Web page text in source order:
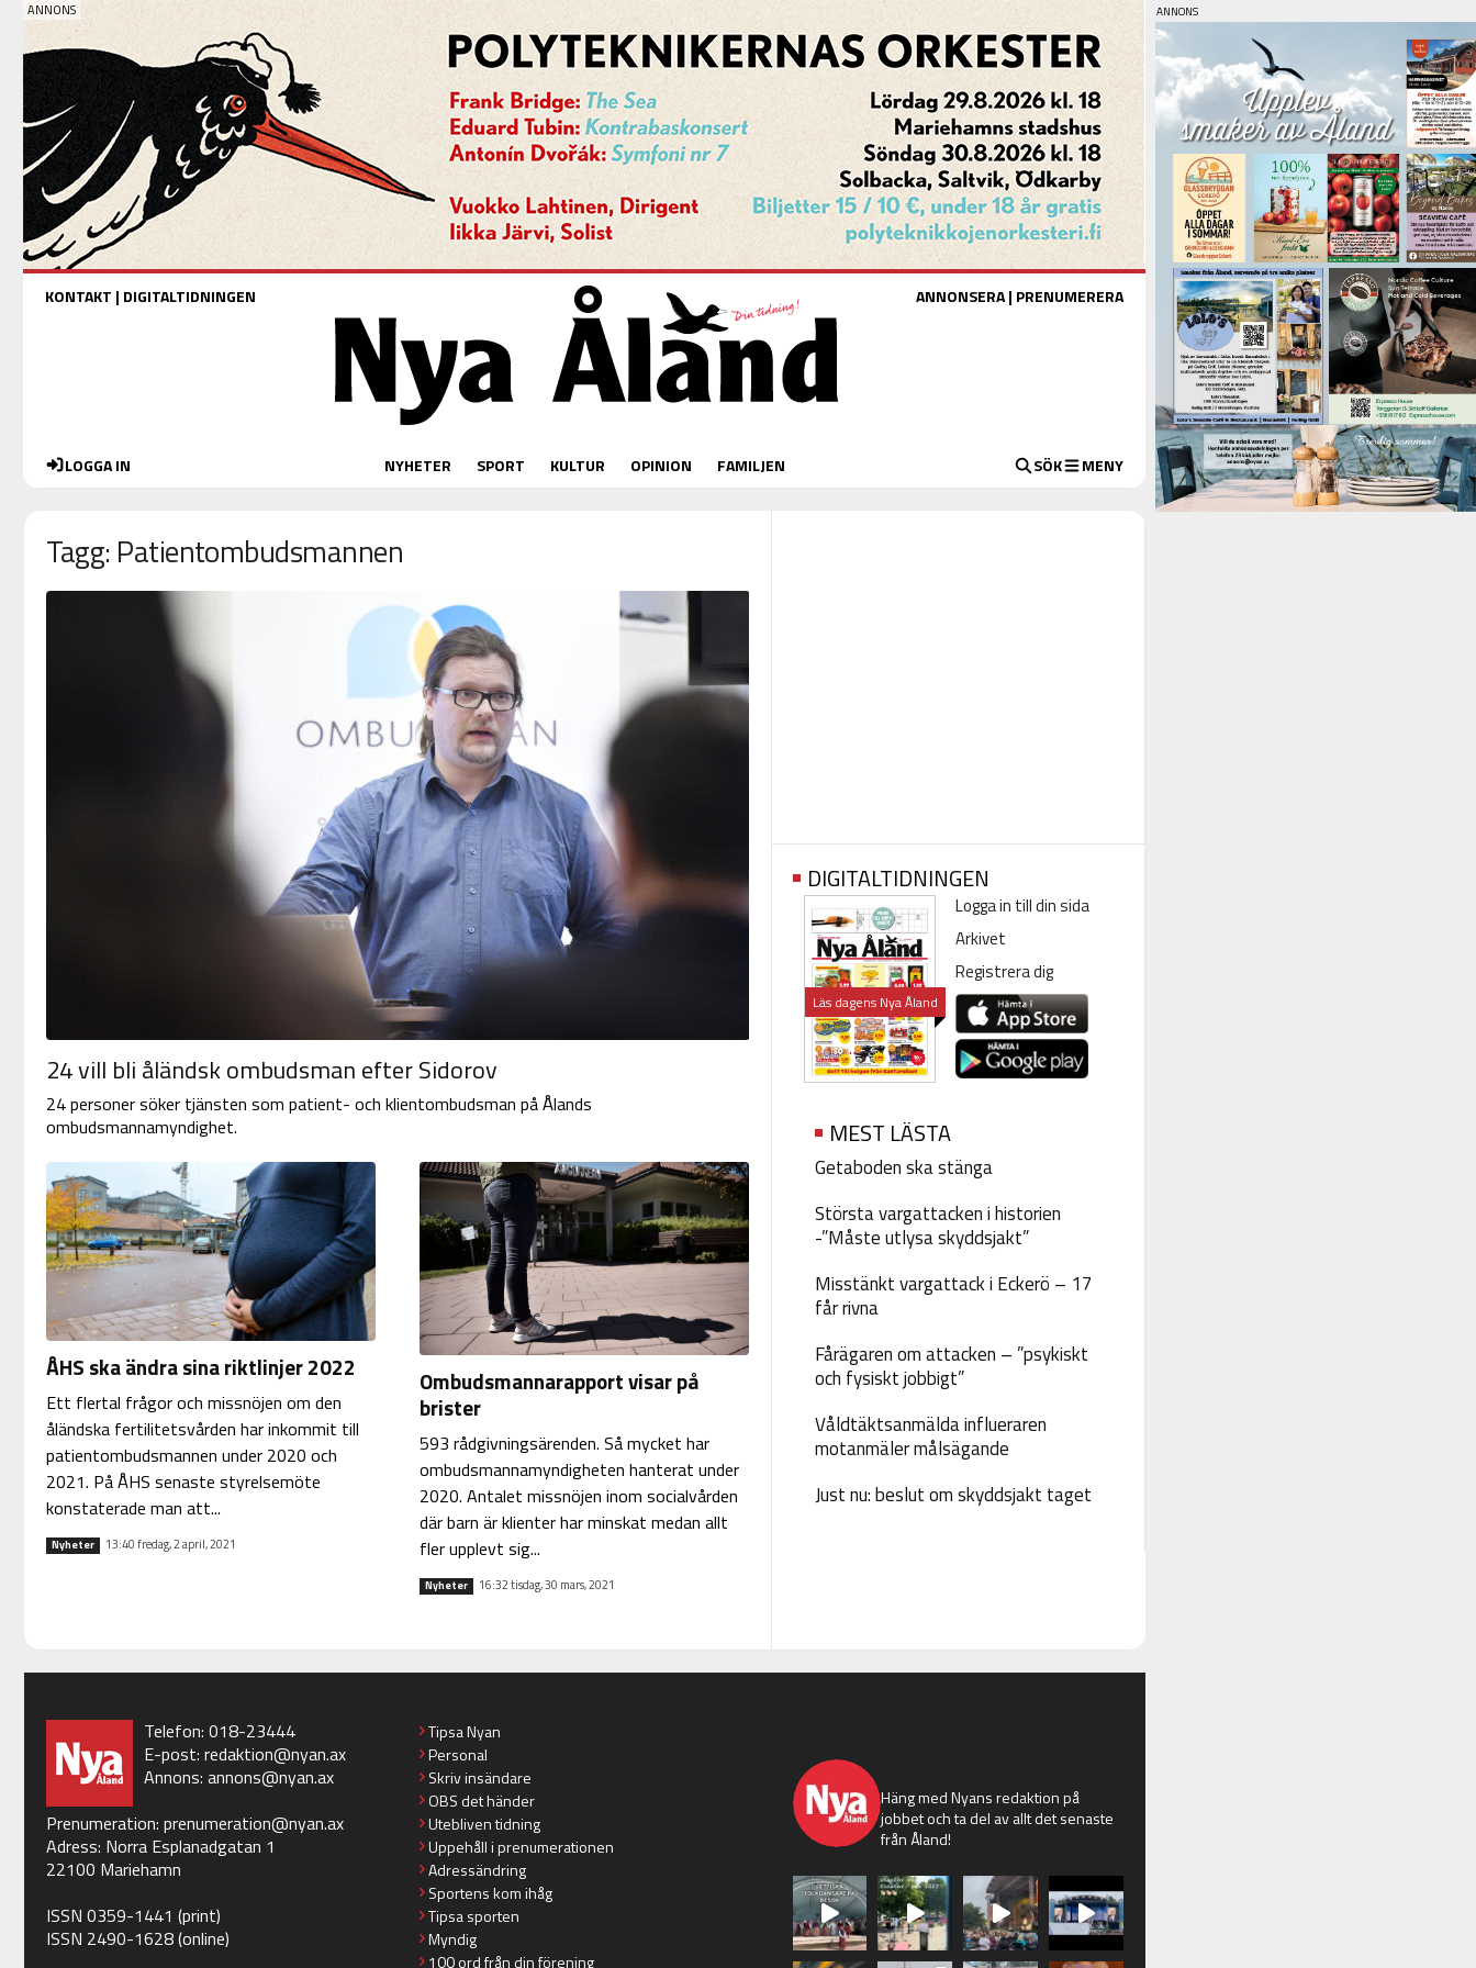
KONTAKT | DIGITALTIDNINGEN ANNONSERA| PRENUMERERA
LOGGA IN NYHETER SPORT KULTUR OPINION FAMILJEN SÖK MENY
Tagg: Patientombudsmannen
24 vill bli åländsk ombudsman efter Sidorov
24 personer söker tjänsten som patient- och klientombudsman på Ålands
ombudsmannamyndighet.
ÅHS ska ändra sina riktlinjer 2022
Ett flertal frågor och missnöjen om den
åländska fertilitetsvården har inkommit till
patientombudsmannen under 2020 och
2021. På ÅHS senaste styrelsemöte
konstaterade man att...
Nyheter 13:40 fredag, 2 april, 2021
Ombudsmannarapport visar på
brister
593 rådgivningsärenden. Så mycket har
ombudsmannamyndigheten hanterat under
2020. Antalet missnöjen inom socialvården
där barn är klienter har minskat medan allt
fler upplevt sig...
Nyheter 16:32 tisdag, 30 mars, 2021
DIGITALTIDNINGEN
Läs dagens Nya Åland
Logga in till din sida
Arkivet
Registrera dig
MEST LÄSTA
Getaboden ska stänga
Största vargattacken i historien
-”Måste utlysa skyddsjakt”
Misstänkt vargattack i Eckerö – 17
får rivna
Fårägaren om attacken – ”psykiskt
och fysiskt jobbigt”
Våldtäktsanmälda influeraren
motanmäler målsägande
Just nu: beslut om skyddsjakt taget
Telefon: 018-23444
E-post: redaktion@nyan.ax
Annons: annons@nyan.ax
Prenumeration: prenumeration@nyan.ax
Adress: Norra Esplanadgatan 1
22100 Mariehamn
ISSN 0359-1441 (print)
ISSN 2490-1628 (online)
Tipsa Nyan
Personal
Skriv insändare
OBS det händer
Utebliven tidning
Uppehåll i prenumerationen
Adressändring
Sportens kom ihåg
Tipsa sporten
Myndig
100 ord från din förening
Häng med Nyans redaktion på
jobbet och ta del av allt det senaste
från Åland!